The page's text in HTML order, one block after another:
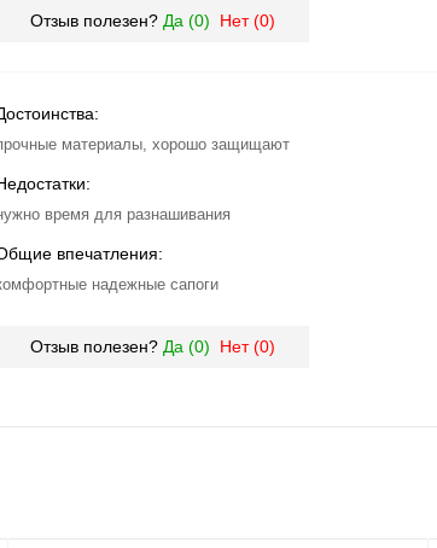
Отзыв полезен? Да (0) Нет (0)
материалы, хорошо защищают
время для разнашивания
впечатления:
надежные сапоги
Отзыв полезен? Да (0) Нет (0)